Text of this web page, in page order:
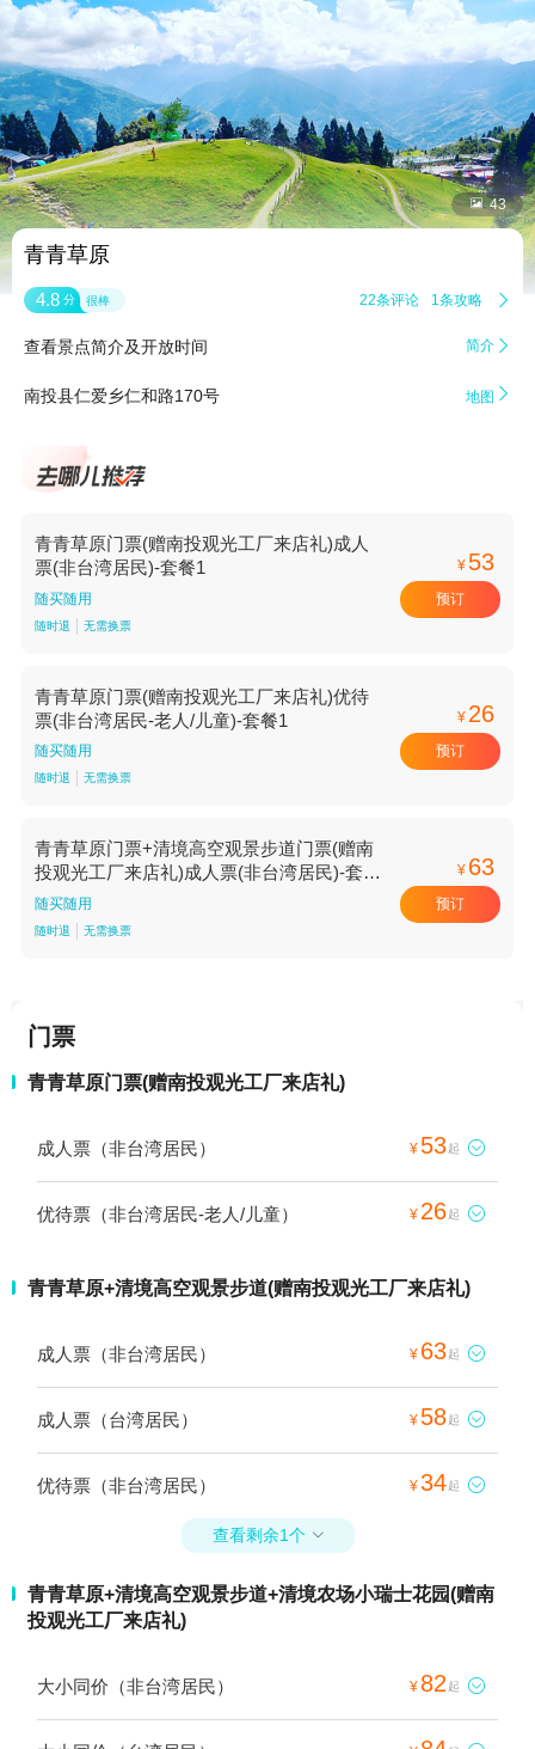
 43
青青草原
4.8 分 很棒 22条评论 1条攻略 
查看景点简介及开放时间 简介 
南投县仁爱乡仁和路170号 地图 
青青草原门票(赠南投观光工厂来店礼)成人
票(非台湾居民)-套餐1
随买随用
随时退 无需换票
¥ 53
预订
青青草原门票(赠南投观光工厂来店礼)优待
票(非台湾居民-老人/儿童)-套餐1
随买随用
随时退 无需换票
¥ 26
预订
青青草原门票+清境高空观景步道门票(赠南
投观光工厂来店礼)成人票(非台湾居民)-套餐
1
随买随用
随时退 无需换票
¥ 63
预订
门票
青青草原门票(赠南投观光工厂来店礼)
成人票（非台湾居民） ¥ 53起 
优待票（非台湾居民-老人/儿童） ¥ 26起 
青青草原+清境高空观景步道(赠南投观光工厂来店礼)
成人票（非台湾居民） ¥ 63起 
成人票（台湾居民） ¥ 58起 
优待票（非台湾居民） ¥34起 
查看剩余1个 
青青草原+清境高空观景步道+清境农场小瑞士花园(赠南
投观光工厂来店礼)
大小同价（非台湾居民） ¥ 82 起 
